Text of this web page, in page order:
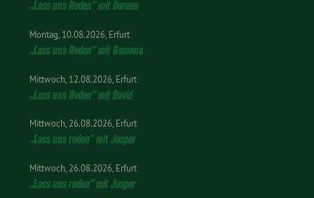
„Lass uns Reden“ mit Doreen
Montag 10.08.2026 Erfurt
„Lass uns Reden“ mit Ramona
Mittwoch 12.08.2026 Erfurt
„Lass uns Reden“ mit David
Mittwoch 26.08.2026 Erfurt
„Lass uns reden“ mit Jasper
Mittwoch 26.08.2026 Erfurt
„Lass uns reden“ mit Jasper